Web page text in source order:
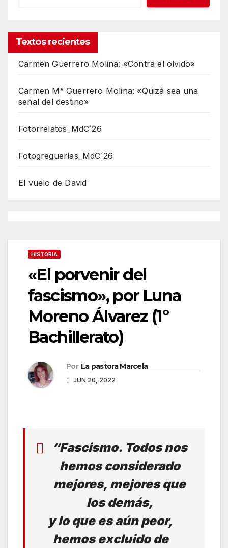
Textos recientes
Carmen Guerrero Molina: «Contra el olvido»
Carmen Mª Guerrero Molina: «Quizá sea una
señal del destino»
Fotorrelatos_MdC´26
Fotogreguerías_MdC´26
El vuelo de David
HISTORIA
«El porvenir del
fascismo», por Luna
Moreno Álvarez (1º
Bachillerato)
Por La pastora Marcela
JUN 20, 2022
“Fascismo. Todos nos
hemos considerado
mejores, mejores que
los demás,
y lo que es aún peor,
hemos excluido de